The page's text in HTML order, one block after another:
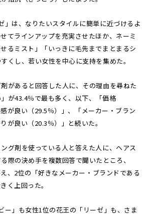
」は、なりたいスタイルに簡単に近づけるよ
てラインアップを充実させたほか、ネーミ
るミスト」「いっきに毛先までまとまるシ
くし、若い女性を中心に支持を集めた。
があると回答した人に、その理由を尋ねた
が43.4％で最も多く、以下、「価格
感が良い（29.5％）」、「メーカー・ブラン
が良い（20.3％）」と続いた。
グ剤を使っている人と答えた人に、ヘアス
際の決め手を複数回答で聞いたところ、
、2位の「好きなメーカー・ブランドである
く上回った。
ー」も女性1位の花王の「リーゼ」も、さま